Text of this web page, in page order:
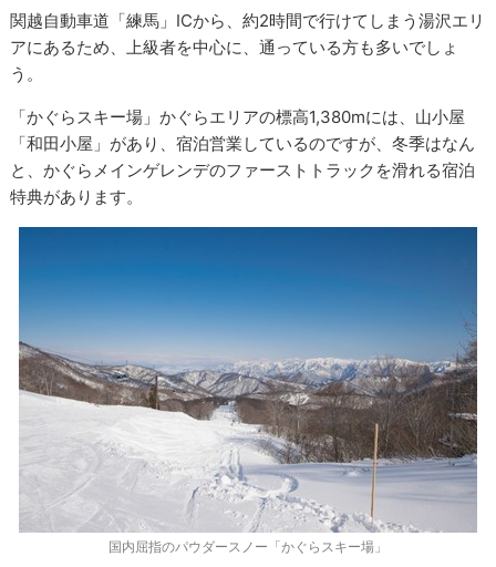
関越自動車道「練馬」ICから、約2時間で行けてしまう湯沢エリ
アにあるため、上級者を中心に、通っている方も多いでしょ
う。
「かぐらスキー場」かぐらエリアの標高1,380mには、山小屋
「和田小屋」があり、宿泊営業しているのですが、冬季はなん
と、かぐらメインゲレンデのファーストトラックを滑れる宿泊
特典があります。
国内屈指のパウダースノー「かぐらスキー場」